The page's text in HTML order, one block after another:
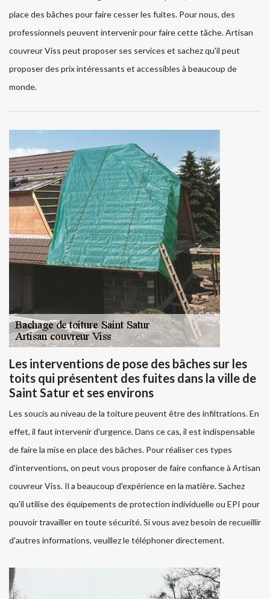
place des bâches pour faire cesser les fuites. Pour nous, des
professionnels peuvent intervenir pour faire cette tâche. Artisan
couvreur Viss peut proposer ses services et sachez qu'il peut
proposer des prix intéressants et accessibles à beaucoup de
monde.
Les interventions de pose des bâches sur les
toits qui présentent des fuites dans la ville de
Saint Satur et ses environs
Les soucis au niveau de la toiture peuvent être des infiltrations. En
effet, il faut intervenir d'urgence. Dans ce cas, il est indispensable
de faire la mise en place des bâches. Pour réaliser ces types
d'interventions, on peut vous proposer de faire confiance à Artisan
couvreur Viss. Il a beaucoup d'expérience en la matière. Sachez
qu'il utilise des équipements de protection individuelle ou EPI pour
pouvoir travailler en toute sécurité. Si vous avez besoin de recueillir
d'autres informations, veuillez le téléphoner directement.